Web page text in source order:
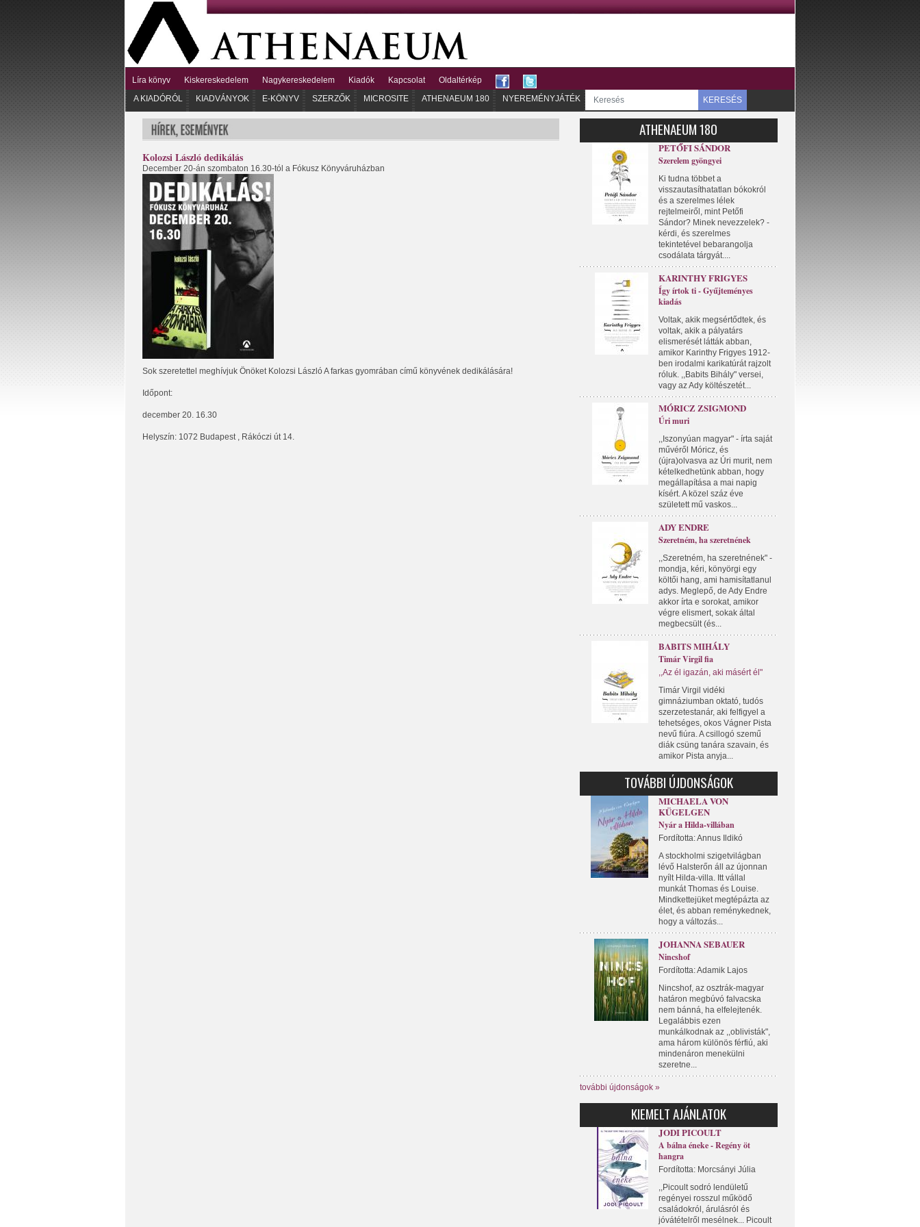
Líra könyv Kiskereskedelem Nagykereskedelem Kiadók Kapcsolat
Oldaltérkép
A KIADÓRÓL
KIADVÁNYOK E-KÖNYV SZERZŐK MICROSITE ATHENAEUM 180 NYEREMÉNYJÁTÉK KERESÉS
Kolozsi László dedikálás
December 20-án szombaton 16.30-tól a Fókusz Könyváruházban
Sok szeretettel meghívjuk Önöket Kolozsi László A farkas gyomrában című könyvének dedikálására!
Időpont:
december 20. 16.30
Helyszín: 1072 Budapest , Rákóczi út 14.
ATHENAEUM 180
PETŐFI SÁNDOR
Szerelem gyöngyei
Ki tudna többet a
visszautasíthatatlan bókokról
és a szerelmes lélek
rejtelmeiről, mint Petőfi
Sándor? Minek nevezzelek? -
kérdi, és szerelmes
tekintetével bebarangolja
csodálata tárgyát....
KARINTHY FRIGYES
Így írtok ti - Gyűjteményes
kiadás
Voltak, akik megsértődtek, és
voltak, akik a pályatárs
elismerését látták abban,
amikor Karinthy Frigyes 1912-
ben irodalmi karikatúrát rajzolt
róluk. ,,Babits Bihály" versei,
vagy az Ady költészetét...
MÓRICZ ZSIGMOND
Úri muri
,,Iszonyúan magyar" - írta saját
művéről Móricz, és
(újra)olvasva az Úri murit, nem
kételkedhetünk abban, hogy
megállapítása a mai napig
kísért. A közel száz éve
született mű vaskos...
ADY ENDRE
Szeretném, ha szeretnének
,,Szeretném, ha szeretnének" -
mondja, kéri, könyörgi egy
költői hang, ami hamisítatlanul
adys. Meglepő, de Ady Endre
akkor írta e sorokat, amikor
végre elismert, sokak által
megbecsült (és...
BABITS MIHÁLY
Timár Virgil fia
,,Az él igazán, aki másért él"
Timár Virgil vidéki
gimnáziumban oktató, tudós
szerzetestanár, aki felfigyel a
tehetséges, okos Vágner Pista
nevű fiúra. A csillogó szemű
diák csüng tanára szavain, és
amikor Pista anyja...
TOVÁBBI ÚJDONSÁGOK
MICHAELA VON
KÜGELGEN
Nyár a Hilda-villában
Fordította: Annus Ildikó
A stockholmi szigetvilágban
lévő Halsterőn áll az újonnan
nyílt Hilda-villa. Itt vállal
munkát Thomas és Louise.
Mindkettejüket megtépázta az
élet, és abban reménykednek,
hogy a változás...
JOHANNA SEBAUER
Nincshof
Fordította: Adamik Lajos
Nincshof, az osztrák-magyar
határon megbúvó falvacska
nem bánná, ha elfelejtenék.
Legalábbis ezen
munkálkodnak az ,,oblivisták",
ama három különös férfiú, aki
mindenáron menekülni
szeretne...
további újdonságok »
KIEMELT AJÁNLATOK
JODI PICOULT
A bálna éneke - Regény öt
hangra
Fordította: Morcsányi Júlia
,,Picoult sodró lendületű
regényei rosszul működő
családokról, árulásról és
jóvátételről mesélnek... Picoult